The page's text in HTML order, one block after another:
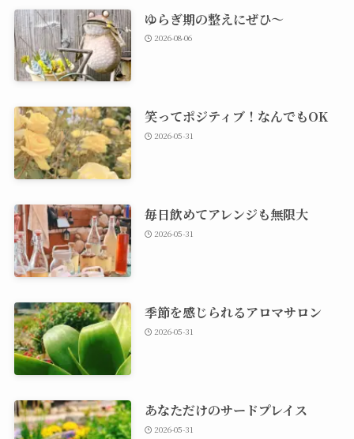
ゆらぎ期の整えにぜひ～
2026-08-06
笑ってポジティブ！なんでもOK
2026-05-31
毎日飲めてアレンジも無限大
2026-05-31
季節を感じられるアロマサロン
2026-05-31
あなただけのサードプレイス
2026-05-31